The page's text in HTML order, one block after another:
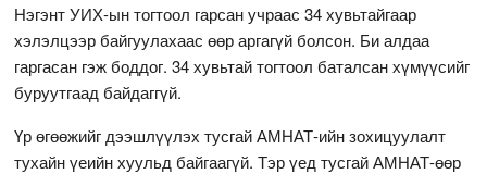
Нэгэнт УИХ-ын тогтоол гарсан учраас 34 хувьтайгаар
хэлэлцээр байгуулахаас өөр аргагүй болсон. Би алдаа
гаргасан гэж боддог. 34 хувьтай тогтоол баталсан хүмүүсийг
буруутгаад байдаггүй.
Үр өгөөжийг дээшлүүлэх тусгай АМНАТ-ийн зохицуулалт
тухайн үеийн хуульд байгаагүй. Тэр үед тусгай АМНАТ-өөр